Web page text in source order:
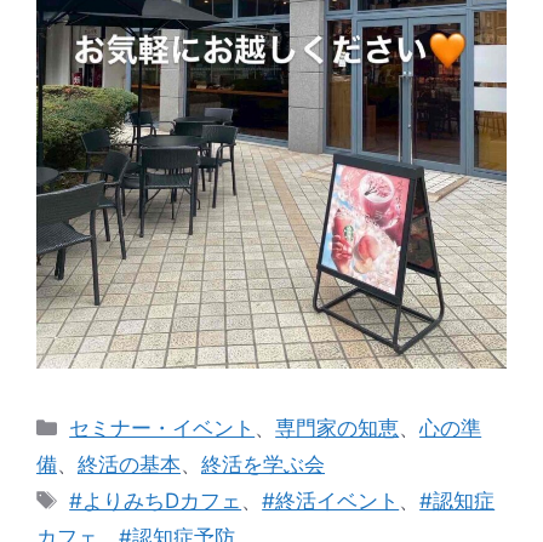
カ
テ
リ
セミナー・イベント 、専門家の知恵、心の準
備、 終活の基本、 終活を学ぶ会
タ
グ
#よりみちDカフェ 、#終活イベント 、#認知症
カフェ
#認知症予防